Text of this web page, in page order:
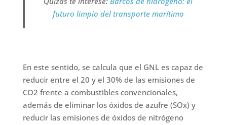
futuro limpio del transporte marítimo
En este sentido, se calcula que el GNL es capaz de
reducir entre el 20 y el 30% de las emisiones de
CO2 frente a combustibles convencionales,
además de eliminar los óxidos de azufre (SOx) y
reducir las emisiones de óxidos de nitrógeno